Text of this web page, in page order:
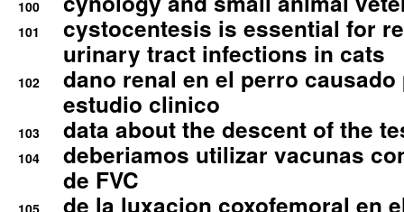
100
101
cystocentesis is essential for
urinary tract infections in cats
102
dano renal en el perro
estudio clinico
103 data about the descent of the
104
deberiamos utilizar vacunas
de FVC
de la luxacion coxofemoral en